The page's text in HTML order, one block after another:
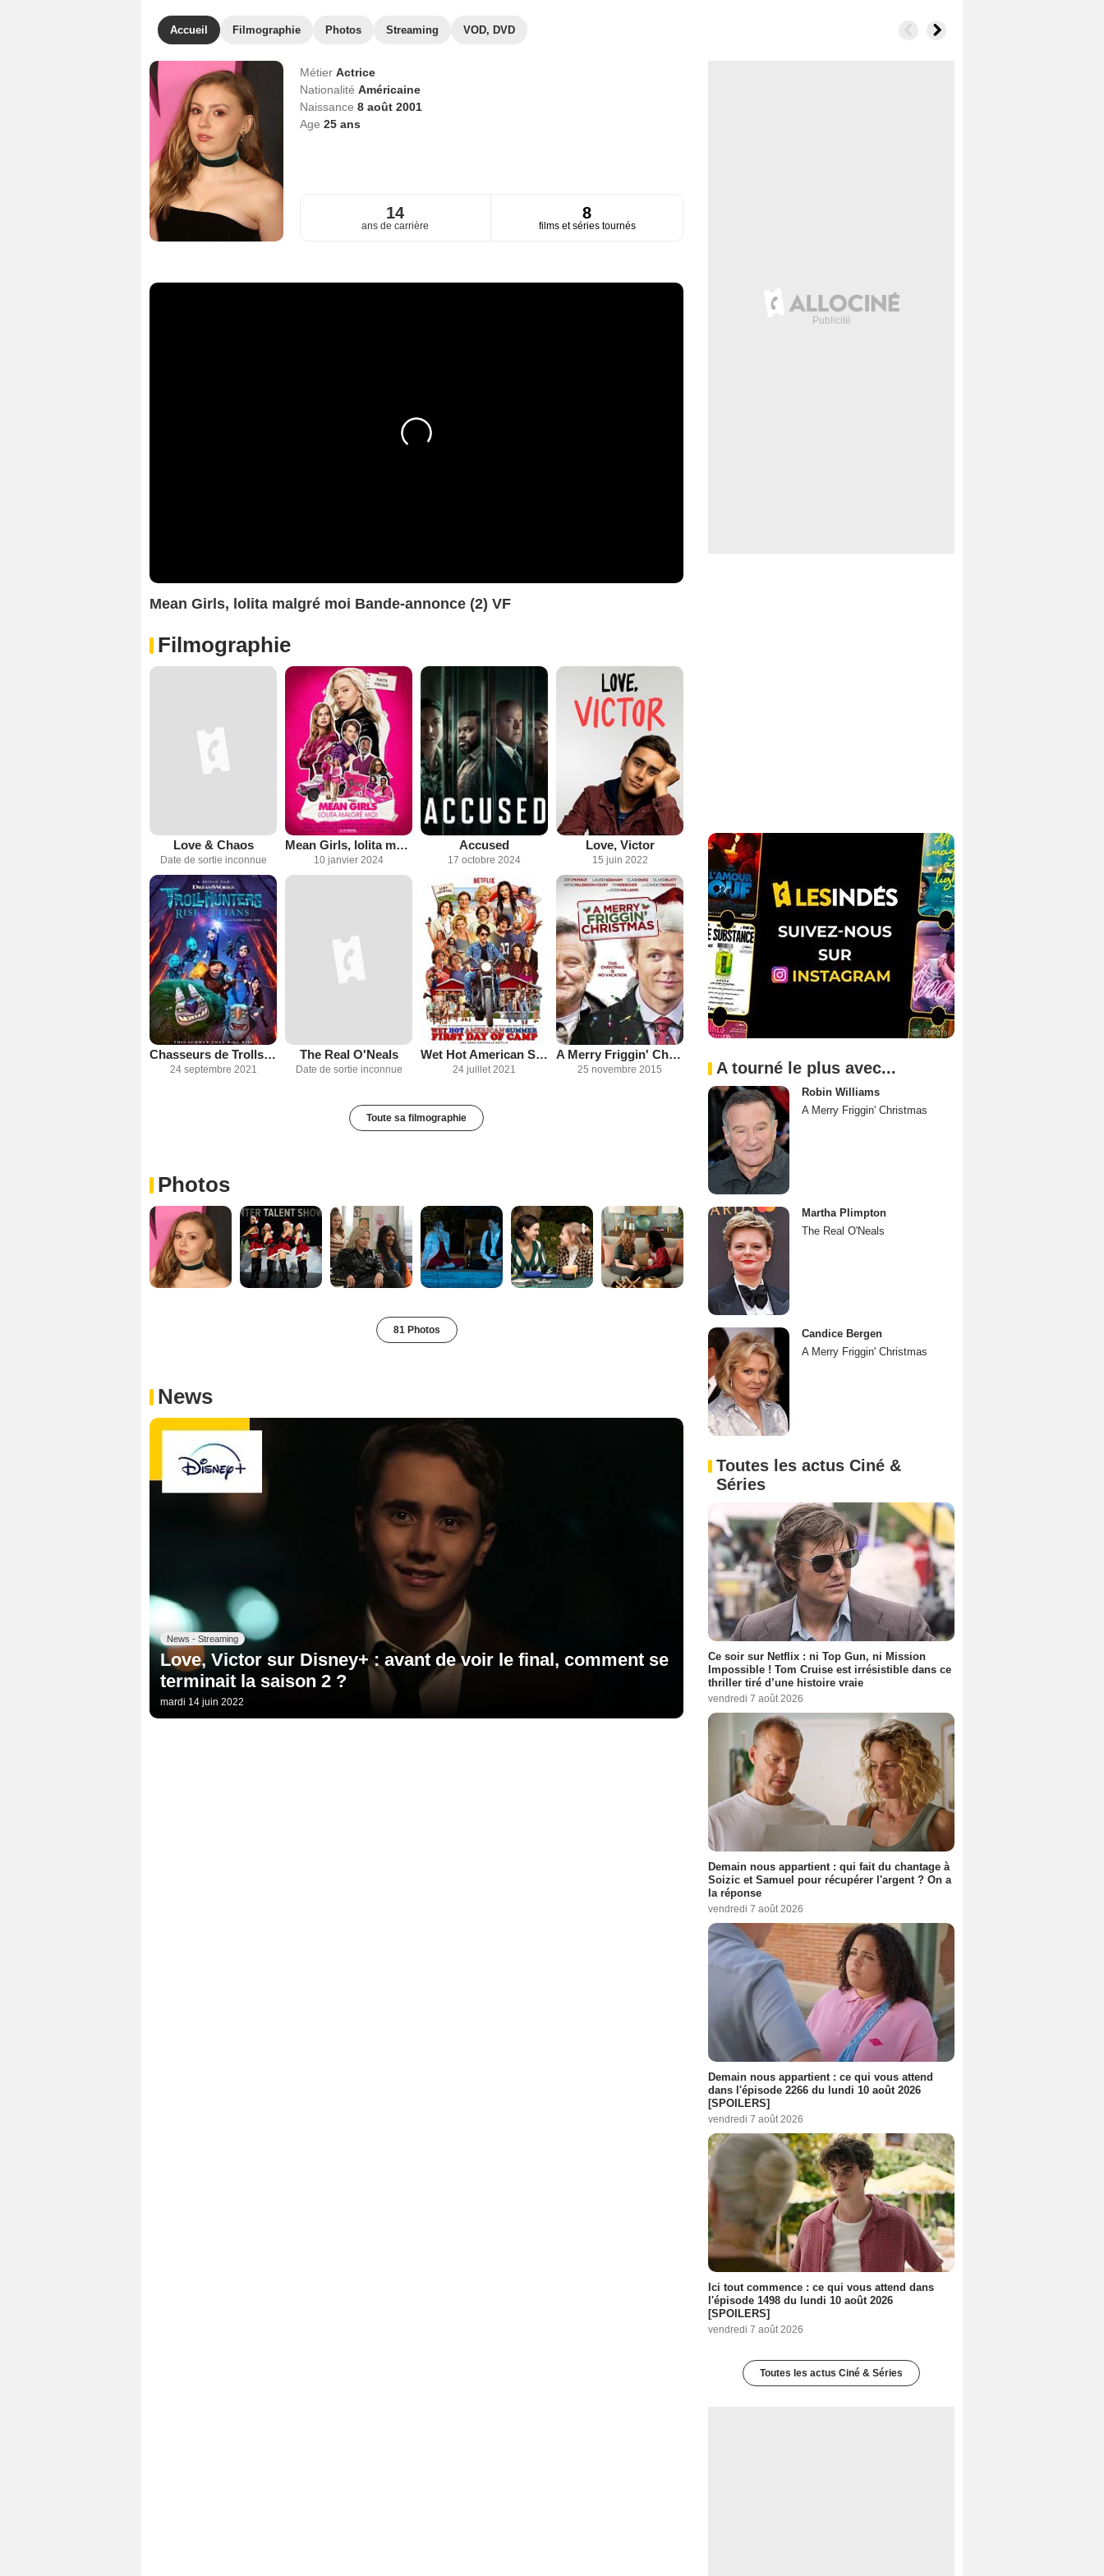
Accueil Filmographie Photos Streaming VOD, DVD
Métier Actrice
Nationalité Américaine
Naissance 8 août 2001
Age 25ans
14
ans de carrière
8
films et séries tournés
Mean Girls, lolita malgré moi Bande-annonce (2) VF
Filmographie
Love & Chaos
Date de sortie inconnue
Mean Girls, lolita malgré moi
10 janvier 2024
Accused
17 octobre 2024
Love, Victor
15 juin 2022
Chasseurs de Trolls : Le réveil des Titans
24 septembre 2021
The Real O'Neals
Date de sortie inconnue
Wet Hot American Summer: First Day of Camp
24 juillet 2021
A Merry Friggin' Christmas
25 novembre 2015
Toute sa filmographie
Photos
81 Photos
News
News - Streaming
Love, Victor sur Disney+ : avant de voir le final, comment se
terminait la saison 2 ?
mardi 14 juin 2022
A tourné le plus avec...
Robin Williams
A Merry Friggin' Christmas
Martha Plimpton
The Real O'Neals
Candice Bergen
A Merry Friggin' Christmas
Toutes les actus Ciné &
Séries
Ce soir sur Netflix : ni Top Gun, ni Mission
Impossible ! Tom Cruise est irrésistible dans ce
thriller tiré d’une histoire vraie
vendredi 7 août 2026
Demain nous appartient : qui fait du chantage à
Soizic et Samuel pour récupérer l'argent ? On a
la réponse
vendredi 7 août 2026
Demain nous appartient : ce qui vous attend
dans l'épisode 2266 du lundi 10 août 2026
[SPOILERS]
vendredi 7 août 2026
Ici tout commence : ce qui vous attend dans
l'épisode 1498 du lundi 10 août 2026
[SPOILERS]
vendredi 7 août 2026
Toutes les actus Ciné & Séries